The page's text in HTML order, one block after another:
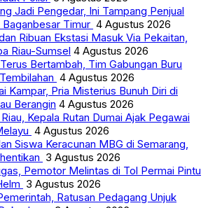
Jadi Pengedar, Ini Tampang Penjual
Baganbesar Timur 4 Agustus 2026
Ribuan Ekstasi Masuk Via Pekaitan,
Riau-Sumsel 4 Agustus 2026
Bertambah, Tim Gabungan Buru
4 Agustus 2026
Kampar, Pria Misterius Bunuh Diri di
Berangin 4 Agustus 2026
Kepala Rutan Dumai Ajak Pegawai
4 Agustus 2026
Siswa Keracunan MBG di Semarang,
3 Agustus 2026
Pemotor Melintas di Tol Permai Pintu
3 Agustus 2026
Ratusan Pedagang Unjuk